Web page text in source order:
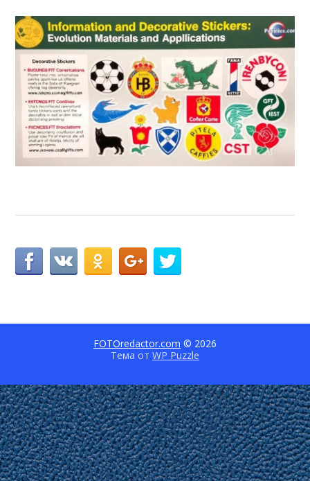
FOTOredactor.com © 2026
Тема от WP Puzzle